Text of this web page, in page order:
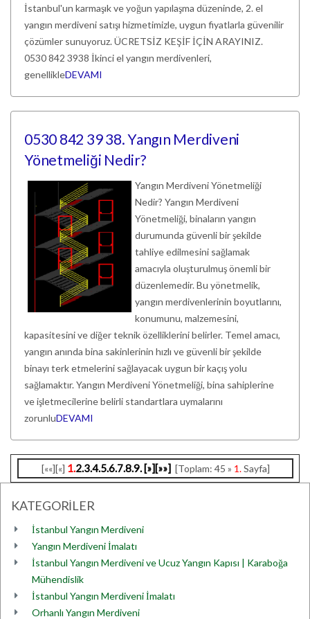
İstanbul'un karmaşık ve yoğun yapılaşma düzeninde, 2. el
yangın merdiveni satışı hizmetimizle, uygun fiyatlarla güvenilir
çözümler sunuyoruz. ÜCRETSİZ KEŞİF İÇİN ARAYINIZ.
0530 842 3938 İkinci el yangın merdivenleri,
genellikleDEVAMI
0530 842 39 38. Yangın Merdiveni
Yönetmeliği Nedir?
Yangın Merdiveni Yönetmeliği
Nedir? Yangın Merdiveni
Yönetmeliği, binaların yangın
durumunda güvenli bir şekilde
tahliye edilmesini sağlamak
amacıyla oluşturulmuş önemli bir
düzenlemedir. Bu yönetmelik,
yangın merdivenlerinin boyutlarını,
konumunu, malzemesini,
kapasitesini ve diğer teknik özelliklerini belirler. Temel amacı,
yangın anında bina sakinlerinin hızlı ve güvenli bir şekilde
binayı terk etmelerini sağlayacak uygun bir kaçış yolu
sağlamaktır. Yangın Merdiveni Yönetmeliği, bina sahiplerine
ve işletmecilerine belirli standartlara uymalarını
zorunluDEVAMI
[««][«] 1.2.3.4.5.6.7.8.9.[»][»»] [Toplam: 45 » 1.Sayfa]
KATEGORİLER
İstanbul Yangın Merdiveni
Yangın Merdiveni İmalatı
İstanbul Yangın Merdiveni ve Ucuz Yangın Kapısı | Karaboğa
Mühendislik
İstanbul Yangın Merdiveni İmalatı
Orhanlı Yangın Merdiveni